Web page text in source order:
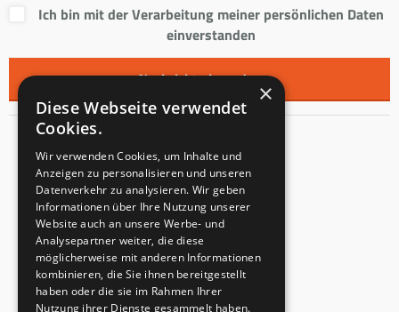
Ich bin mit der Verarbeitung meiner persönlichen Daten
einverstanden
Kontakt
Innentreppen s.r.o.
Mladoňovice 65
PLZ: 675 32
Tschechien
USt-IdNr.: CZ23855991
Eingangsvermerk: C 147862
×
Diese Webseite verwendet
Cookies.
Wir verwenden Cookies, um Inhalte und
Anzeigen zu personalisieren und unseren
Datenverkehr zu analysieren. Wir geben
Informationen über Ihre Nutzung unserer
Website auch an unsere Werbe- und
Analysepartner weiter, die diese
möglicherweise mit anderen Informationen
kombinieren, die Sie ihnen bereitgestellt
haben oder die sie im Rahmen Ihrer
Nutzung ihrer Dienste gesammelt haben.